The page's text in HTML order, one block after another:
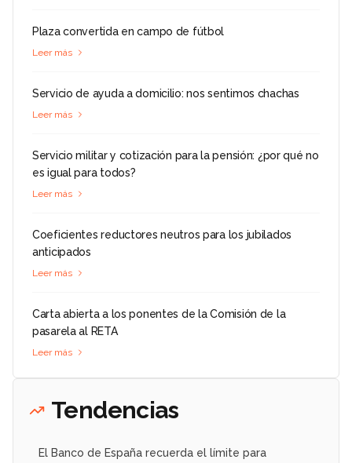
Plaza convertida en campo de fútbol
Leer más
Servicio de ayuda a domicilio: nos sentimos chachas
Leer más
Servicio militar y cotización para la pensión: ¿por qué no
es igual para todos?
Leer más
Coeficientes reductores neutros para los jubilados
anticipados
Leer más
Carta abierta a los ponentes de la Comisión de la
pasarela al RETA
Leer más
Tendencias
El Banco de España recuerda el límite para